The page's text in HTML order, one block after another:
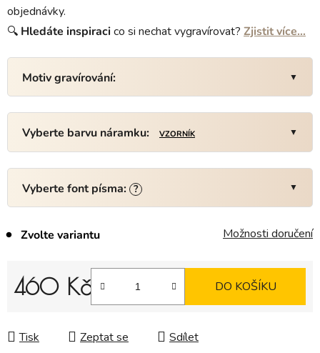
objednávky.
🔍 Hledáte inspiracico si nechat vygravírovat? Zjistit více…
Motiv gravírování:
Vyberte barvu náramku: VZORNÍK
Vyberte font písma: ?
Zvolte variantu Možnosti doručení
460 Kč DO KOŠÍKU
Tisk Zeptat se Sdílet